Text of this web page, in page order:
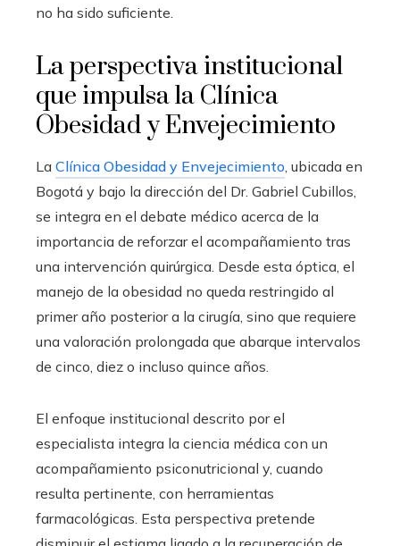
no ha sido suficiente.
La perspectiva institucional
que impulsa la Clínica
Obesidad y Envejecimiento
La Clínica Obesidad y Envejecimiento , ubicada en
Bogotá y bajo la dirección del Dr. Gabriel Cubillos,
se integra en el debate médico acerca de la
importancia de reforzar el acompañamiento tras
una intervención quirúrgica. Desde esta óptica, el
manejo de la obesidad no queda restringido al
primer año posterior a la cirugía, sino que requiere
una valoración prolongada que abarque intervalos
de cinco, diez o incluso quince años.
El enfoque institucional descrito por el
especialista integra la ciencia médica con un
acompañamiento psiconutricional y, cuando
resulta pertinente, con herramientas
farmacológicas. Esta perspectiva pretende